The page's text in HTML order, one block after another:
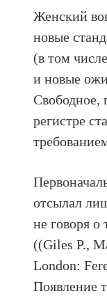
Женский
новые
(в том
и новые
Свободное,
регистре
отсылал
не говоря о
((Giles P.,
London:
Появление